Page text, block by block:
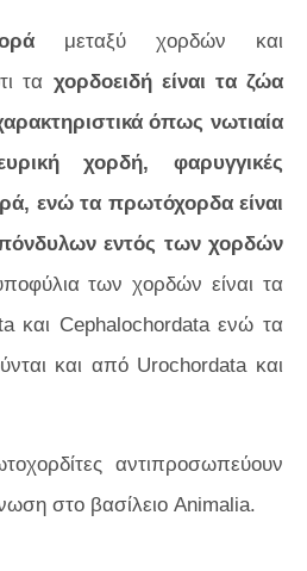
μεταξύ χορδών και
τα χορδοειδή είναι τα ζώα
όπως νωτιαία
χορδή, φαρυγγικές
ενώ τα πρωτόχορδα είναι
εντός των χορδών
των χορδών είναι τα
και Cephalochordata ενώ τα
και από Urochordata και
αντιπροσωπεύουν
στο βασίλειο Animalia.